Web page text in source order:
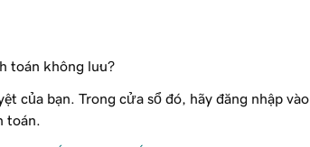
toán không lưu?
của bạn. Trong cửa sổ đó, hãy đăng nhập vào
toán.